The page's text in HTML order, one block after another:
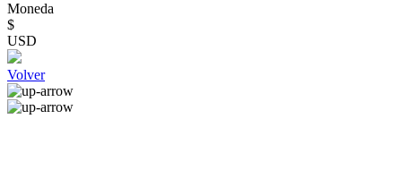
Moneda
$
USD
Volver